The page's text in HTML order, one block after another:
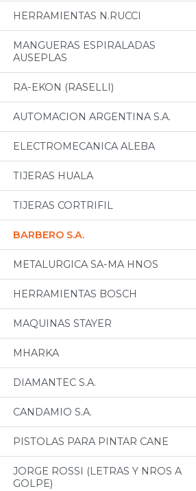
HERRAMIENTAS N.RUCCI
MANGUERAS ESPIRALADAS
AUSEPLAS
RA-EKON (RASELLI)
AUTOMACION ARGENTINA S.A.
ELECTROMECANICA ALEBA
TIJERAS HUALA
TIJERAS CORTRIFIL
BARBERO S.A.
METALURGICA SA-MA HNOS
HERRAMIENTAS BOSCH
MAQUINAS STAYER
MHARKA
DIAMANTEC S.A.
CANDAMIO S.A.
PISTOLAS PARA PINTAR CANE
JORGE ROSSI (LETRAS Y NROS A
GOLPE)